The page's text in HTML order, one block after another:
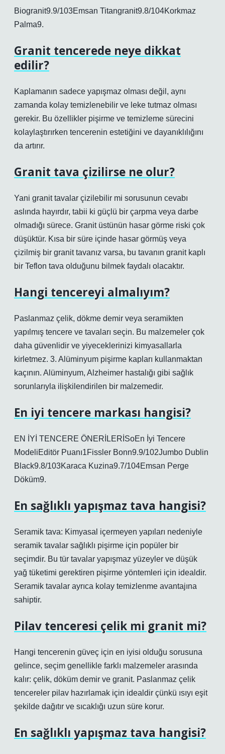
Biogranit9.9/103Emsan Titangranit9.8/104Korkmaz
Palma9.
Granit tencerede neye dikkat
edilir?
Kaplamanın sadece yapışmaz olması değil, aynı
zamanda kolay temizlenebilir ve leke tutmaz olması
gerekir. Bu özellikler pişirme ve temizleme sürecini
kolaylaştırırken tencerenin estetiğini ve dayanıklılığını
da artırır.
Granit tava çizilirse ne olur?
Yani granit tavalar çizilebilir mi sorusunun cevabı
aslında hayırdır, tabii ki güçlü bir çarpma veya darbe
olmadığı sürece. Granit üstünün hasar görme riski çok
düşüktür. Kısa bir süre içinde hasar görmüş veya
çizilmiş bir granit tavanız varsa, bu tavanın granit kaplı
bir Teflon tava olduğunu bilmek faydalı olacaktır.
Hangi tencereyi almalıyım?
Paslanmaz çelik, dökme demir veya seramikten
yapılmış tencere ve tavaları seçin. Bu malzemeler çok
daha güvenlidir ve yiyeceklerinizi kimyasallarla
kirletmez. 3. Alüminyum pişirme kapları kullanmaktan
kaçının. Alüminyum, Alzheimer hastalığı gibi sağlık
sorunlarıyla ilişkilendirilen bir malzemedir.
En iyi tencere markası hangisi?
EN İYİ TENCERE ÖNERİLERİSoEn İyi Tencere
ModeliEditör Puanı1Fissler Bonn9.9/102Jumbo Dublin
Black9.8/103Karaca Kuzina9.7/104Emsan Perge
Döküm9.
En sağlıklı yapışmaz tava hangisi?
Seramik tava: Kimyasal içermeyen yapıları nedeniyle
seramik tavalar sağlıklı pişirme için popüler bir
seçimdir. Bu tür tavalar yapışmaz yüzeyler ve düşük
yağ tüketimi gerektiren pişirme yöntemleri için idealdir.
Seramik tavalar ayrıca kolay temizlenme avantajına
sahiptir.
Pilav tenceresi çelik mi granit mi?
Hangi tencerenin güveç için en iyisi olduğu sorusuna
gelince, seçim genellikle farklı malzemeler arasında
kalır: çelik, döküm demir ve granit. Paslanmaz çelik
tencereler pilav hazırlamak için idealdir çünkü ısıyı eşit
şekilde dağıtır ve sıcaklığı uzun süre korur.
En sağlıklı yapışmaz tava hangisi?